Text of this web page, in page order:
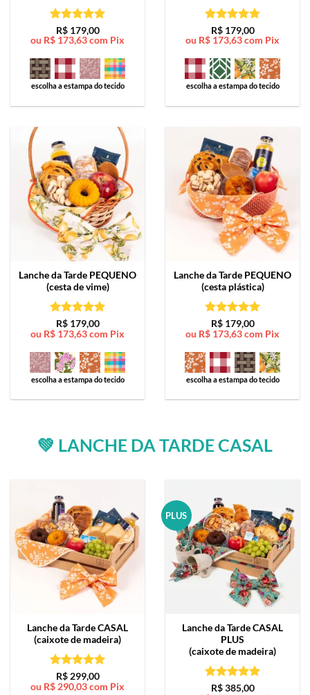
Avaliação5
de 5
R$179,00
ou R$ 173,63com Pix
escolha a estampa do tecido
Avaliação5
de 5
R$179,00
ou R$ 173,63com Pix
escolha a estampa do tecido
Lanche da Tarde PEQUENO
(cesta de vime)
Avaliação5
de 5
R$179,00
ou R$ 173,63com Pix
escolha a estampa do tecido
Lanche da Tarde PEQUENO
(cesta plástica)
Avaliação5
de 5
R$179,00
ou R$ 173,63com Pix
escolha a estampa do tecido
💚 LANCHE DA TARDE CASAL
Lanche da TardeCASAL
(caixote de madeira)
Avaliação5
de 5
R$299,00
ou R$ 290,03com Pix
PLUS
Lanche da TardeCASAL
PLUS
(caixote de madeira)
Avaliação5
R$385,00